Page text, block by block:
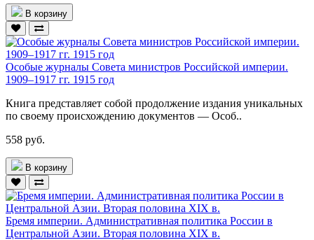
В корзину
Особые журналы Совета министров Российской империи.
1909–1917 гг. 1915 год
Книга представляет собой продолжение издания уникальных
по своему происхождению документов — Особ..
558 руб.
В корзину
Бремя империи. Административная политика России в
Центральной Азии. Вторая половина XIX в.